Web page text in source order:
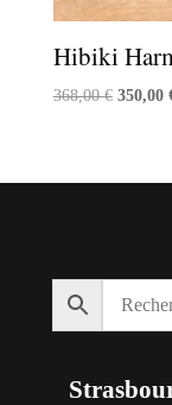
Hibiki
368,00€ Le
350,00